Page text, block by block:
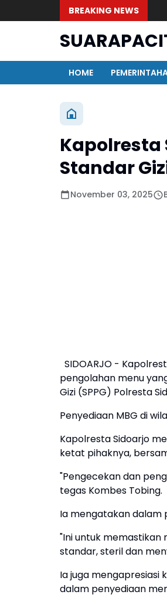
BREAKING NEWS
HOME
Kapolresta
Standar
November 03, 2025
SIDOARJO -
pengolahan menu
Gizi (SPPG) Polresta
Penyediaan MBG di
Kapolresta Sidoarjo
ketat pihaknya,
"Pengecekan dan
tegas Kombes Tobing.
Ia mengatakan dalam
"Ini untuk memastikan
standar, steril dan
Ia juga mengapresiasi
dalam penyediaan